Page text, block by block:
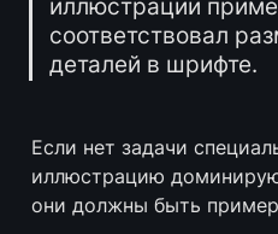
иллюстрации
соответствовал
деталей в шрифте.
Если нет задачи
иллюстрацию
они должны быть